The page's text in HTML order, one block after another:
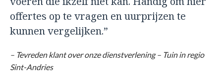
offertes op te vragen en uurprijzen te
kunnen vergelijken.”
– Tevreden klant over onze dienstverlening – Tuin in regio
Sint-Andries